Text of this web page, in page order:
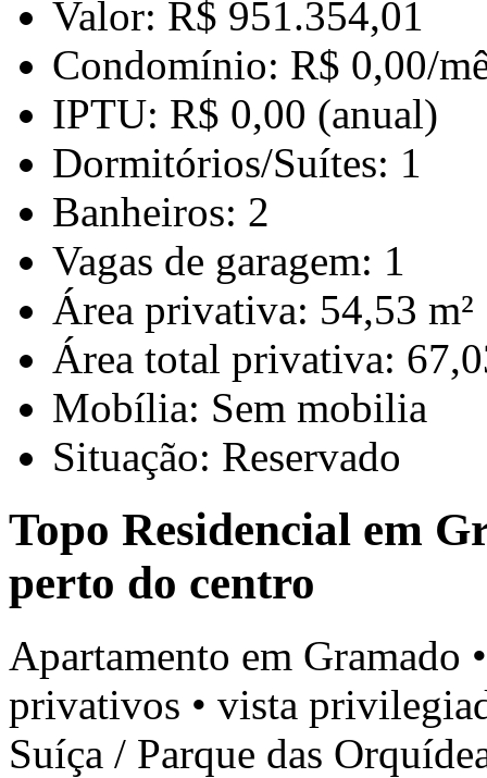
Valor: R$ 951.354,01
Condomínio: R$ 0,00/
IPTU: R$ 0,00 (anual)
Dormitórios/Suítes: 1
Banheiros: 2
Vagas de garagem: 1
Área privativa: 54,53 m²
Área total privativa:
Mobília: Sem mobilia
Situação: Reservado
Topo Residencial em
perto do centro
Apartamento em Gramado
privativos • vista
Suíça / Parque das